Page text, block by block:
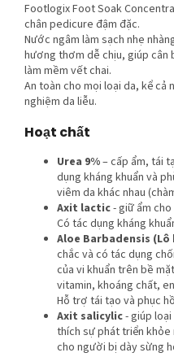
Footlogix Foot Soak
chân pedicure đậm đặc.
Nước ngâm làm sạch nhẹ
hương thơm dễ chịu, giúp cân
làm mềm vết chai.
An toàn cho mọi loại da, kể
nghiệm da liễu.
Hoạt chất
Urea 9%–cấp ẩm, tái
dụng kháng khuẩn và
viêm da khác nhau
Axit lactic- giữ ẩm
Có tác dụng kháng
Aloe Barbadensis (Lô
chắc và có tác dụng
của vi khuẩn trên bề
vitamin, khoáng chất,
Hỗ trợ tái tạo và phục
Axit salicylic- giúp
thích sự phát triển khỏe
cho người bị dày sừng